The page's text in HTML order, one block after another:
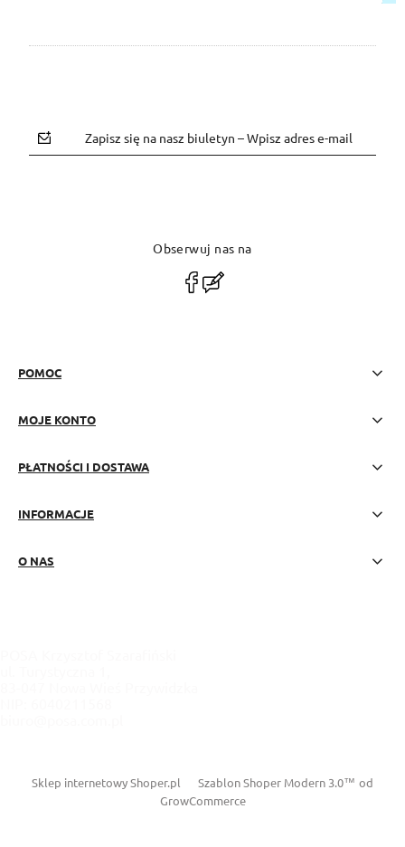
Zapisz się na nasz biuletyn – Wpisz adres e-mail
Obserwuj nas na
POMOC
MOJE KONTO
PŁATNOŚCI I DOSTAWA
INFORMACJE
O NAS
Sklep internetowy Shoper.pl Szablon Shoper Modern 3.0™ od
GrowCommerce